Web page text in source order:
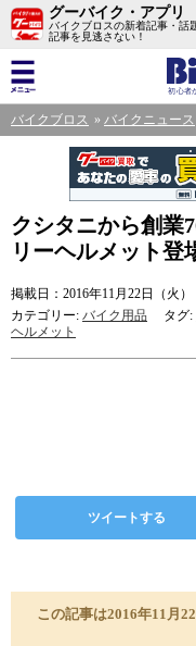
グーバイク・アプリ
バイクブロスの新着記事・話
記事を見逃さない！
バイクブロス バイクニュース
クシタニから創業
リーヘルメット登
掲載日：2016年11月22日（火）
カテゴリー: バイク用品 タグ:
ヘルメット
ツイートする
この記事は2016年11月